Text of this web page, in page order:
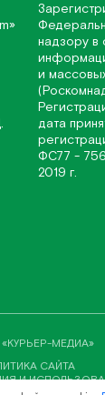
надзору в
и
дата
ФС77 -
2019 г.
МЕДИА»
САЙТА
И